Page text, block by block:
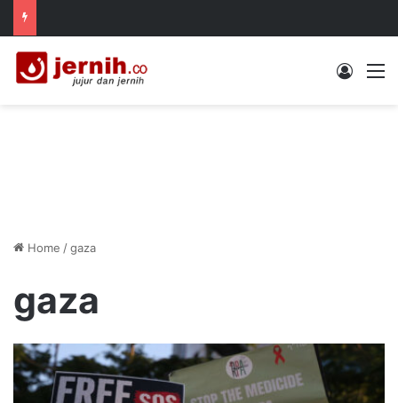
Log In
Home /gaza
gaza